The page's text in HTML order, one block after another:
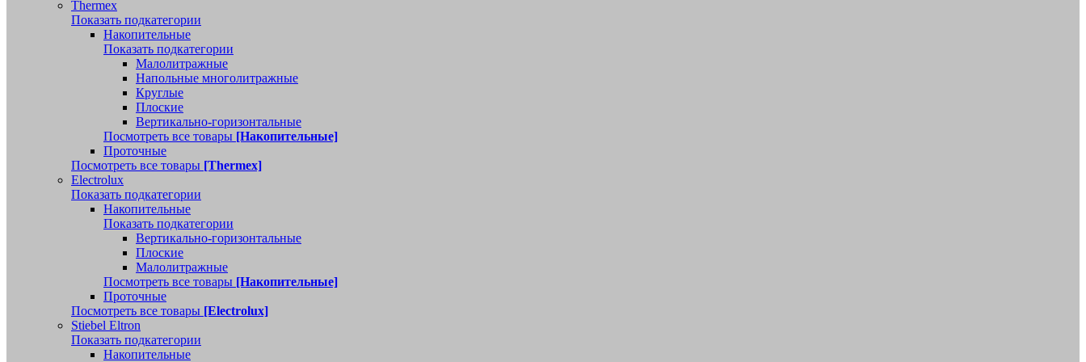
Thermex
Показать подкатегории
Накопительные
Показать подкатегории
Малолитражные
Напольные многолитражные
Круглые
Плоские
Вертикально-горизонтальные
Посмотреть все товары [Накопительные]
Проточные
Посмотреть все товары [Thermex]
Electrolux
Показать подкатегории
Накопительные
Показать подкатегории
Вертикально-горизонтальные
Плоские
Малолитражные
Посмотреть все товары [Накопительные]
Проточные
Посмотреть все товары [Electrolux]
Stiebel Eltron
Показать подкатегории
Накопительные